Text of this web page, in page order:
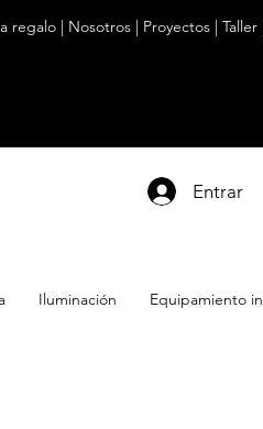
regalo | Nosotros | Proyectos | Taller
Entrar
Iluminación Equipamiento